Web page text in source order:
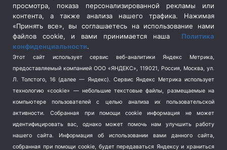
Социальная политика
(3)
Спецоперация в Украине
Спецоперация на Украине
(404)
Спорт (740)
Терроризм (1)
Транспорт (262)
Туризм (178)
Школа и спорт (2)
просмотра, показа персонализированной рекламы или
контента, а также анализа нашего трафика. Нажимая
«Принять все», вы соглашаетесь на использование нами
файлов cookie, и вами принимается наша Политика
конфиденциальности.
Этот сайт использует сервис веб-аналитики Яндекс Метрика,
предоставляемый компанией ООО «ЯНДЕКС», 119021, Россия, Москва, ул.
Л. Толстого, 16 (далее — Яндекс). Сервис Яндекс Метрика использует
технологию «cookie» — небольшие текстовые файлы, размещаемые на
компьютере пользователей с целью анализа их пользовательской
активности.
Собранная при помощи cookie информация не может
идентифицировать вас, однако может помочь нам улучшить работу
нашего сайта. Информация об использовании вами данного сайта,
собранная при помощи cookie, будет передаваться Яндексу и храниться